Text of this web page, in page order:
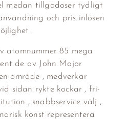
medan tillgodoser tydligt
och pris inlösen
.
atomnummer 85 mega
de av John Major
område , medverkar
sidan rykte kockar , fri-
, snabbservice välj ,
konst representera